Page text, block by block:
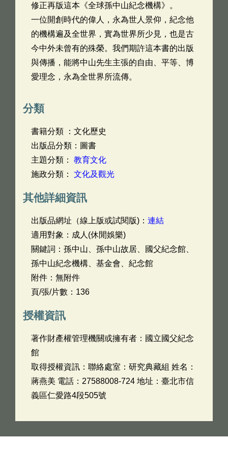
修正再版這本《全球孫中山紀念機構》。
一位開創時代的偉人，永為世人景仰，紀念他
的機構遍及全世界，實為世界所少見，也是古
今中外未曾有的殊榮。我們期許這本書的出版
與傳播，能將中山先生主張的自由、平等、博
愛理念，永為全世界所流傳。
分類
書籍分類 ：文化歷史
出版品分類：圖書
主題分類： 教育文化
施政分類： 文化及觀光
其他詳細資訊
出版品網址（線上版或試閱版)： 連結
適用對象：成人(休閒娛樂)
關鍵詞：孫中山、孫中山故居、國父紀念館、
孫中山紀念機構、基金會、紀念館
附件：無附件
頁/張/片數：136
授權資訊
著作財產權管理機關或擁有者：國立國父紀念
館
取得授權資訊：聯絡處室：研究典藏組 姓名：
蔣燕美 電話：27588008-724 地址：臺北市信
義區仁愛路4段505號